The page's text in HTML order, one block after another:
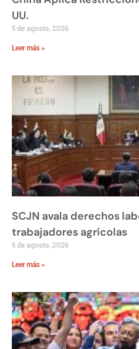
UU.
5 de agosto, 2026
Leer más »
SCJN avala derechos
trabajadores agrícolas
5 de agosto, 2026
Leer más »